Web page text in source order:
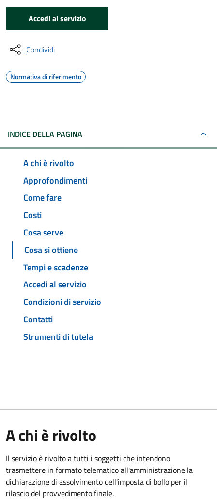
Accedi al servizio
Condividi
Normativa di riferimento
INDICE DELLA PAGINA
A chi è rivolto
Approfondimenti
Come fare
Costi
Cosa serve
Cosa si ottiene
Tempi e scadenze
Accedi al servizio
Condizioni di servizio
Contatti
Strumenti di tutela
A chi è rivolto
Il servizio è rivolto a tutti i soggetti che intendono
trasmettere in formato telematico all'amministrazione la
dichiarazione di assolvimento dell'imposta di bollo per il
rilascio del provvedimento finale.